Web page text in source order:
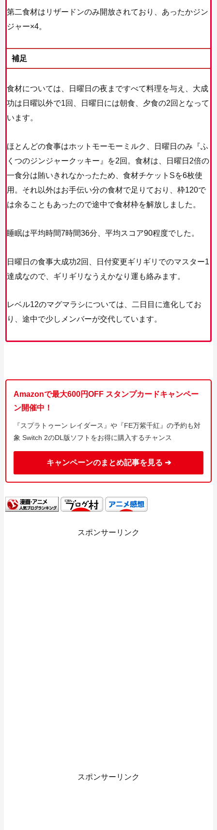
第二食材はリザードンのみ開放されており、あったかジン
ジャー×4。
補足
食材については、日曜日の夜まですべて料理を与え、大成
功は日曜以外で1回、日曜日には朝食、夕食の2回となって
います。
ほとんどの食事はホットモーモーミルク、日曜日のみ『ふ
くつのジンジャークッキー』を2回。食材は、日曜日2倍の
一食分は賄いきれなかったため、食材チケットSを6枚使
用。それ以外はお手伝い分の食材で足りており、枠120で
は余ることもあったので途中で食材枠を解放しました。
睡眠は平均時間7時間36分、平均スコア90程度でした。
日曜日の食事大成功2回、日付変更ギリギリでのマスター1
達成なので、ギリギリなうえかなり運も絡みます。
レベル12のマグマラシについては、二日目に進化してお
り、途中で少しメンバーが交代しています。
Amazonで最大600円OFF スタンプカードキャンペー
ン開催中！
『スプラトゥーン レイダース』や『FE万紫千紅』の予約も対
象 Switch 2のDL版ソフトをお得に購入するチャンス
キャンペーンのまとめ記事を見る ➔
スポンサーリンク
スポンサーリンク